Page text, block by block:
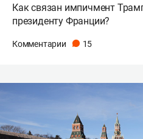
Как связан импичмент
президенту Франции?
Комментарии 15